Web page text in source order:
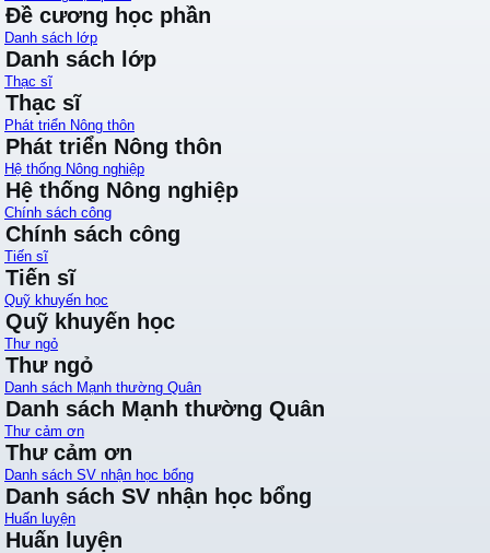
Đề cương học phần
Danh sách lớp
Danh sách lớp
Thạc sĩ
Thạc sĩ
Phát triển Nông thôn
Phát triển Nông thôn
Hệ thống Nông nghiệp
Hệ thống Nông nghiệp
Chính sách công
Chính sách công
Tiến sĩ
Tiến sĩ
Quỹ khuyến học
Quỹ khuyến học
Thư ngỏ
Thư ngỏ
Danh sách Mạnh thường Quân
Danh sách Mạnh thường Quân
Thư cảm ơn
Thư cảm ơn
Danh sách SV nhận học bổng
Danh sách SV nhận học bổng
Huấn luyện
Huấn luyện